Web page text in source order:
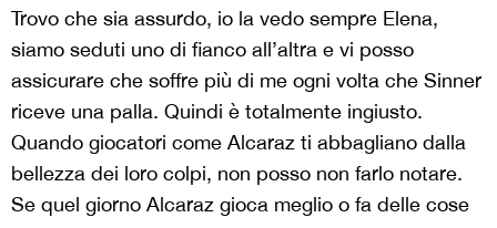
Trovo che sia assurdo, io la vedo sempre Elena,
siamo seduti uno di fianco all’altra e vi posso
assicurare che soffre più di me ogni volta che Sinner
riceve una palla. Quindi è totalmente ingiusto.
Quando giocatori come Alcaraz ti abbagliano dalla
bellezza dei loro colpi, non posso non farlo notare.
Se quel giorno Alcaraz gioca meglio o fa delle cose